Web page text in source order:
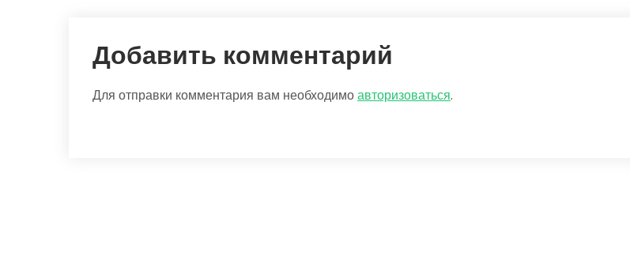
Добавить комментарий
Для отправки комментария вам необходимоавторизоваться.